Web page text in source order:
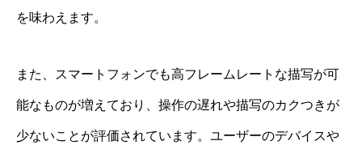
を味わえます。
また、スマートフォンでも高フレームレートな描写が可
能なものが増えており、操作の遅れや描写のカクつきが
少ないことが評価されています。ユーザーのデバイスや